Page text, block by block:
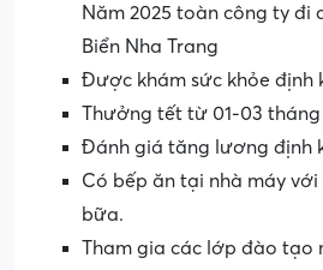
Năm 2025 toàn công ty đi
Biển Nha Trang
Được khám sức khỏe định
Thưởng tết từ 01-03
Đánh giá tăng lương định
Có bếp ăn tại nhà máy
bữa.
Tham gia các lớp đào tạo